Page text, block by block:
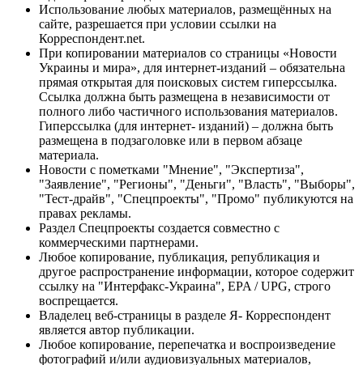
Использование любых материалов, размещённых на
сайте, разрешается при условии ссылки на
Корреспондент.net.
При копировании материалов со страницы «Новости
Украины и мира», для интернет-изданий – обязательна
прямая открытая для поисковых систем гиперссылка.
Ссылка должна быть размещена в независимости от
полного либо частичного использования материалов.
Гиперссылка (для интернет- изданий) – должна быть
размещена в подзаголовке или в первом абзаце
материала.
Новости с пометками "Мнение", "Экспертиза",
"Заявление", "Регионы", "Деньги", "Власть", "Выборы",
"Тест-драйв", "Спецпроекты", "Промо" публикуются на
правах рекламы.
Раздел Спецпроекты создается совместно с
коммерческими партнерами.
Любое копирование, публикация, републикация и
другое распространение информации, которое содержит
ссылку на "Интерфакс-Украина", EPA / UPG, строго
воспрещается.
Владелец веб-страницы в разделе Я- Корреспондент
является автор публикации.
Любое копирование, перепечатка и воспроизведение
фотографий и/или аудиовизуальных материалов,